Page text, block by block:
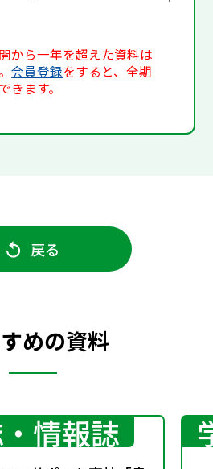
から一年を超えた資料は
会員登録をすると、全期
きます。
戻る
めの資料
情報誌